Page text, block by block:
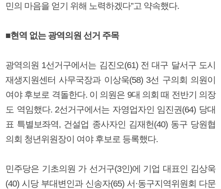
민의 마음을 얻기 위해 노력하겠다”고 약속했다.
■현역 없는 광역의원 선거 주목
광역의원 1선거구에서는 김진오(61) 전 대구 달서구 도시
재생지원센터 사무국장과 이상욱(58) 3선 구의회 의원이
여야 후보로 격돌한다. 이 의원은 9대 의회 때 전반기 의장
도 역임했다. 2선거구에서는 자영업자인 임진권(64) 당대
표 특별보좌역, 건설업 종사자인 김재헌(40) 동구 당원협
의회 청년위원장이 여야 후보로 등록했다.
민주당은 기초의원 가 선거구(3인)에 기업 대표인 김상욱
(40) 시당 부대변인과 신송자(65) 서·동구지역위원회 다문